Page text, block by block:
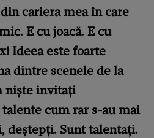
cariera mea în care
E cu joacă. E cu
Ideea este foarte
dintre scenele de la
niște invitați
cum rar s-au mai
deștepți. Sunt talentați.